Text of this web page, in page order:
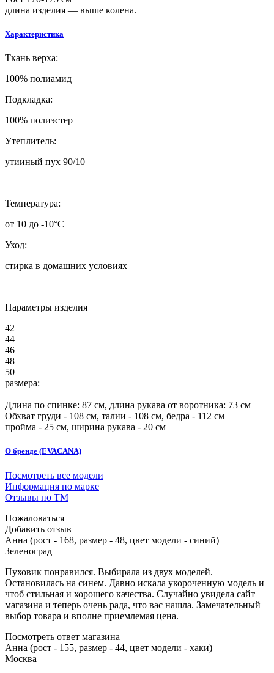
длина изделия — выше колена.
Характеристика
Ткань верха:
100% полиамид
Подкладка:
100% полиэстер
Утеплитель:
утииный пух 90/10
Температура:
от 10 до -10°C
Уход:
стирка в домашних условиях
Параметры изделия
42
44
46
48
50
размера:
Длина по спинке: 87 см, длина рукава от воротника: 73 см
Обхват груди - 108 см, талии - 108 см, бедра - 112 см
пройма - 25 см, ширина рукава - 20 см
О бренде (EVACANA)
Посмотреть все модели
Информация по марке
Отзывы по ТМ
Пожаловаться
Добавить отзыв
Анна (рост - 168, размер - 48, цвет модели - синий)
Зеленоград
Пуховик понравился. Выбирала из двух моделей.
Остановилась на синем. Давно искала укороченную модель и
чтоб стильная и хорошего качества. Случайно увидела сайт
магазина и теперь очень рада, что вас нашла. Замечательный
выбор товара и вполне приемлемая цена.
Посмотреть ответ магазина
Анна (рост - 155, размер - 44, цвет модели - хаки)
Москва